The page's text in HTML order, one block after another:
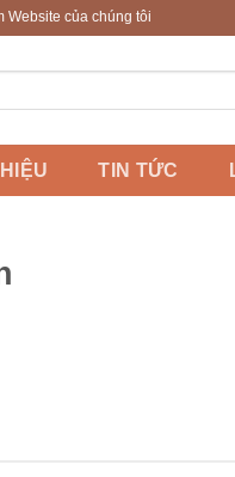
Website của chúng tôi
TIN TỨC